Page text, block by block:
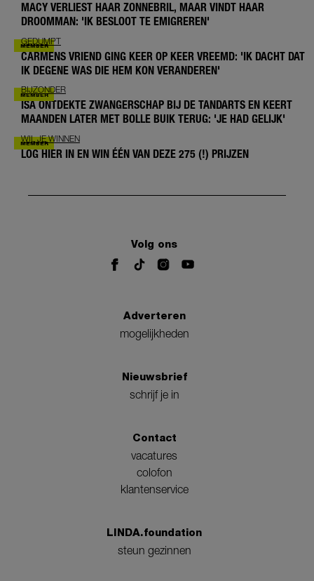
MACY VERLIEST HAAR ZONNEBRIL, MAAR VINDT HAAR
DROOMMAN: 'IK BESLOOT TE EMIGREREN'
GEDUMPT
CARMENS VRIEND GING KEER OP KEER VREEMD: 'IK DACHT DAT
IK DEGENE WAS DIE HEM KON VERANDEREN'
BIJZONDER
ISA ONTDEKTE ZWANGERSCHAP BIJ DE TANDARTS EN KEERT
MAANDEN LATER MET BOLLE BUIK TERUG: 'JE HAD GELIJK'
WIL JE WINNEN
LOG HIER IN EN WIN ÉÉN VAN DEZE 275 (!) PRIJZEN
Volg ons
Adverteren
mogelijkheden
Nieuwsbrief
schrijf je in
Contact
vacatures
colofon
klantenservice
LINDA.foundation
steun gezinnen